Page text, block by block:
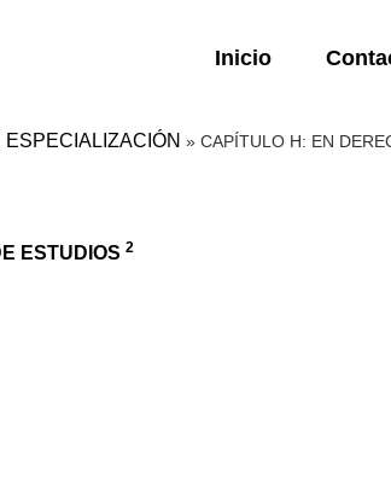
Inicio
» CAPÍTULO H: EN
ESTUDIOS 2